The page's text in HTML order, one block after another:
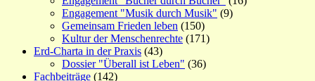
Engagement "Musik durch Musik" (9)
Gemeinsam Frieden leben (150)
Kultur der Menschenrechte (171)
Erd-Charta in der Praxis (43)
Dossier "Überall ist Leben" (36)
Fachbeiträge (142)